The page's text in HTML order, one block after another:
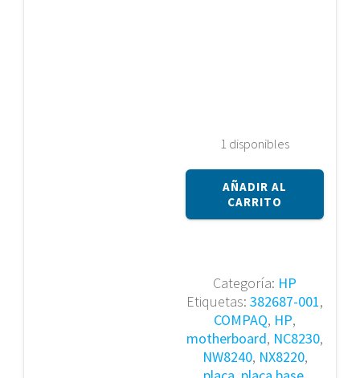
1 disponibles
Placa
HP
NX8220
Intel
382687-
001
cantidad
AÑADIR AL
CARRITO
Categoría: HP
Etiquetas:382687-001,
COMPAQ, HP,
motherboard, NC8230,
NW8240, NX8220,